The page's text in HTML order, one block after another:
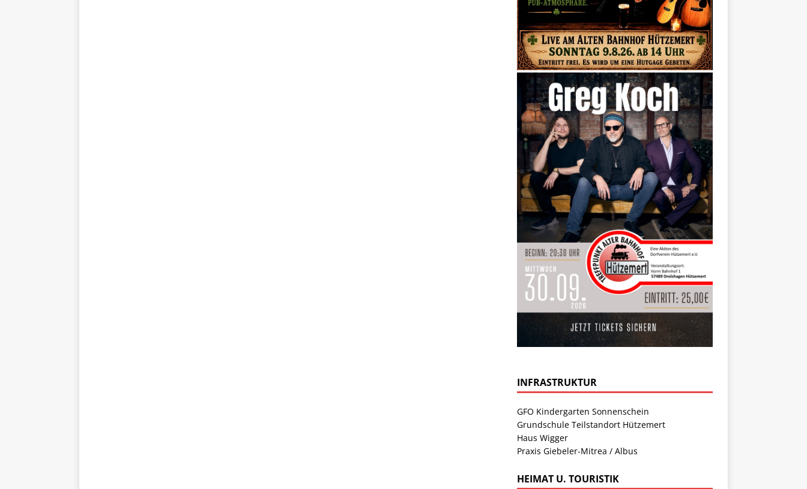
INFRASTRUKTUR
GFO Kindergarten Sonnenschein
Grundschule Teilstandort Hützemert
Haus Wigger
Praxis Giebeler-Mitrea / Albus
HEIMAT U. TOURISTIK